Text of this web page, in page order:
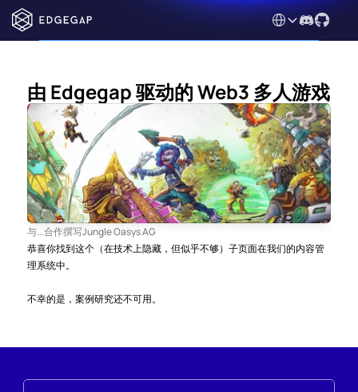
Select Language
由 Edgegap 驱动的 Web3 多人游戏
与...合作撰写Jungle Oasys AG
恭喜你找到这个（在技术上隐藏，但似乎不够）子页面在我们的内容管
理系统中。
不幸的是，案例研究还不可用。